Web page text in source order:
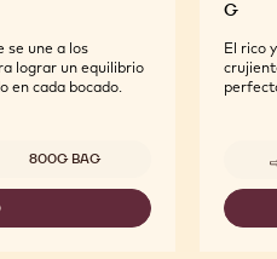
se une a los
lograr un equilibrio
en cada bocado.
disponibles
800G BAG
G
El rico